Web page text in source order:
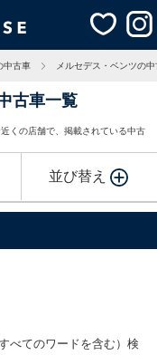
中古車 メルセデス・ベンツの
古車一覧
くの店舗で、掲載されている中古
並び替え
べてのワードを含む）検